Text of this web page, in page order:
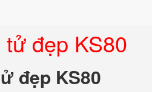
đẹp KS80
đẹp KS80